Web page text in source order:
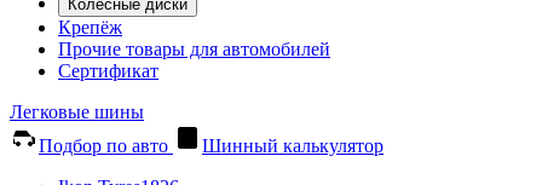
Колёсные диски
Крепёж
Прочие товары для автомобилей
Сертификат
Легковые шины
Подбор по авто
Шинный калькулятор